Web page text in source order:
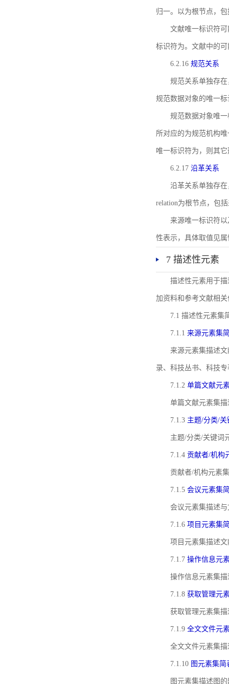
归一。以为根节点，
文献唯一标识符
标识符为。文献中的
6.2.16 规范关系
规范关系单独存
规范数据对象的唯一
规范数据对象唯一
所对应的为规范机构
唯一标识符为，则其
6.2.17 沿革关系
沿革关系单独存
relation为根节点，包
来源唯一标识符以
性表示，具体取值见属
7 描述性元素
描述性元素用于
加资料和参考文献相
7.1 描述性元素集
7.1.1 来源元素集
来源元素集描述
录、科技丛书、科技
7.1.2 单篇文献元
单篇文献元素集
7.1.3 主题/分类/
主题/分类/关键词
7.1.4 贡献者/机构
贡献者/机构元素
7.1.5 会议元素集
会议元素集描述
7.1.6 项目元素集
项目元素集描述
7.1.7 操作信息元
操作信息元素集
7.1.8 获取管理元
获取管理元素集
7.1.9 全文文件元
全文文件元素集
7.1.10 图元素集简
图元素集描述图